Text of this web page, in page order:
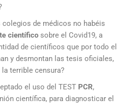
colegios de médicos no habéis
científico sobre el Covid19, a
de científicos que por todo el
y desmontan las tesis oficiales,
terrible censura?
el uso del TEST PCR,
científica, para diagnosticar el